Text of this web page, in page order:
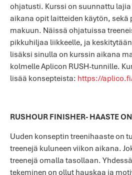
ohjatusti. Kurssi on suunnattu
aikana opit laitteiden käytön, sekä
makuun. Näissä ohjatuissa
pikkuhiljaa liikkeelle, ja
lisäksi sinulla on kurssin aikana
kolmelle Aplicon RUSH-tunnille.
lisää konsepteista: https://
RUSHOUR FINISHER- HAASTE
Uuden konseptin treenihaaste on
treenejä kuluneen viikon aikana.
treenejä omalla tasollaan.
tekeminen on ollut hauskaa ja